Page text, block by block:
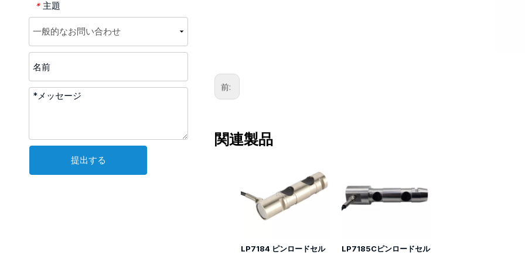
* 主題
提出する
前:
関連製品
LP7184 ピンロードセル LP7185Cピンロードセル